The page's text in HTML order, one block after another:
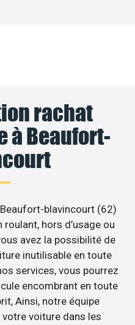
rachat
à Beaufort-
blavincourt (62)
hors d’usage ou
avez la possibilité de
inutilisable en toute
services, vous pourrez
encombrant en toute
Ainsi, notre équipe
voiture dans les